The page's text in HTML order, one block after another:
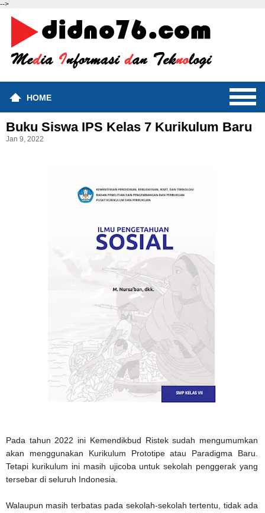
-->
HOME
Buku Siswa IPS Kelas 7 Kurikulum Baru
Jan 9, 2022
Pada tahun 2022 ini Kemendikbud Ristek sudah mengumumkan
akan menggunakan Kurikulum Prototipe atau Paradigma Baru.
Tetapi kurikulum ini masih ujicoba untuk sekolah penggerak yang
tersebar di seluruh Indonesia.
Walaupun masih terbatas pada sekolah-sekolah tertentu, tidak ada